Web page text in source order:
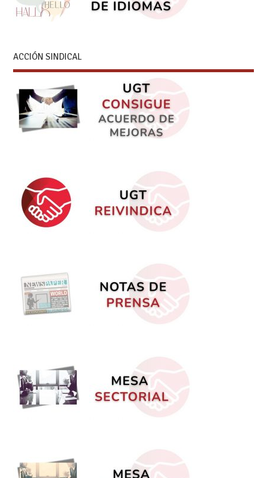
ACCIÓN SINDICAL